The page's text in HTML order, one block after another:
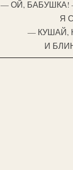
— ОЙ, БАБУШКА! —
Я
— КУШАЙ,
И